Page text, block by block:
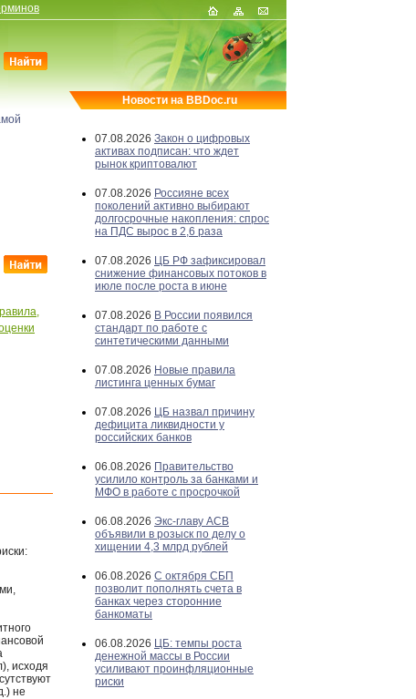
исходя
не
Новости на BBDoc.ru
07.08.2026 Закон о цифровых
активах подписан: что ждет
рынок криптовалют
07.08.2026 Россияне всех
поколений активно выбирают
долгосрочные накопления: спрос
на ПДС вырос в 2,6 раза
07.08.2026 ЦБ РФ зафиксировал
снижение финансовых потоков в
июле после роста в июне
07.08.2026 В России появился
стандарт по работе с
синтетическими данными
07.08.2026 Новые правила
листинга ценных бумаг
07.08.2026 ЦБ назвал причину
дефицита ликвидности у
российских банков
06.08.2026 Правительство
усилило контроль за банками и
МФО в работе с просрочкой
06.08.2026 Экс-главу АСВ
объявили в розыск по делу о
хищении 4,3 млрд рублей
06.08.2026 С октября СБП
позволит пополнять счета в
банках через сторонние
банкоматы
06.08.2026 ЦБ: темпы роста
денежной массы в России
усиливают проинфляционные
риски